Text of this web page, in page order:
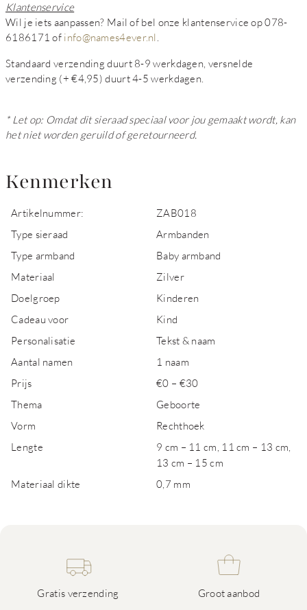
Klantenservice
Wil je iets aanpassen? Mail of bel onze klantenservice op 078-
6186171 of info@names4ever.nl
Standaard verzending duurt 8-9 werkdagen, versnelde
verzending (+ €4,95) duurt 4-5 werkdagen.
* Let op: Omdat dit sieraad speciaal voor jou gemaakt wordt, kan
het niet worden geruild of geretourneerd.
Kenmerken
Artikelnummer:
ZAB018
Type sieraad
Armbanden
Type armband
Baby armband
Materiaal
Zilver
Doelgroep
Kinderen
Cadeau voor
Kind
Personalisatie
Tekst & naam
Aantal namen
1 naam
Prijs
€0 – €30
Thema
Geboorte
Vorm
Rechthoek
Lengte
9 cm – 11 cm, 11 cm – 13 cm,
13 cm – 15 cm
Materiaal dikte
0,7 mm
Gratis verzending Groot aanbod